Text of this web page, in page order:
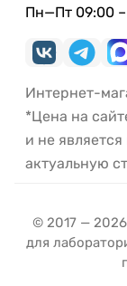
Пн—Пт 09:00 –
Интернет-
*Цена на
и не
актуальную
© 2017 —
для